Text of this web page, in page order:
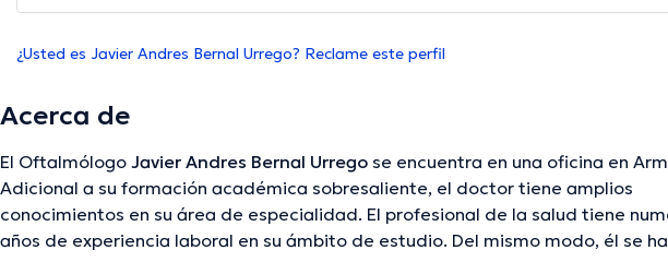
¿Usted es Javier Andres Bernal Urrego? Reclame este perfil
Acerca de
El Oftalmólogo Javier Andres Bernal Urrego se encuentra en una oficina en
Adicional a su formación académica sobresaliente, el doctor tiene amplios
conocimientos en su área de especialidad. El profesional de la salud tiene
años de experiencia laboral en su ámbito de estudio. Del mismo modo, él se ha